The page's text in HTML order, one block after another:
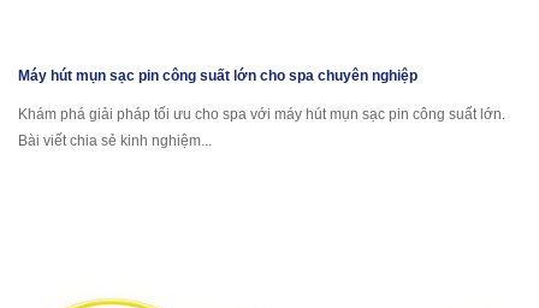
Máy hút mụn sạc pin công suất lớn cho spa chuyên nghiệp
Khám phá giải pháp tối ưu cho spa với máy hút mụn sạc pin công suất lớn.
Bài viết chia sẻ kinh nghiệm...